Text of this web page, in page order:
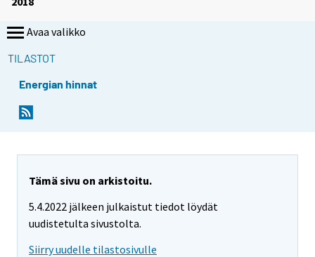
Avaa valikko
TILASTOT
Energian hinnat
Tämä sivu on arkistoitu.
5.4.2022 jälkeen julkaistut tiedot löydät
uudistetulta sivustolta.
Siirry uudelle tilastosivulle